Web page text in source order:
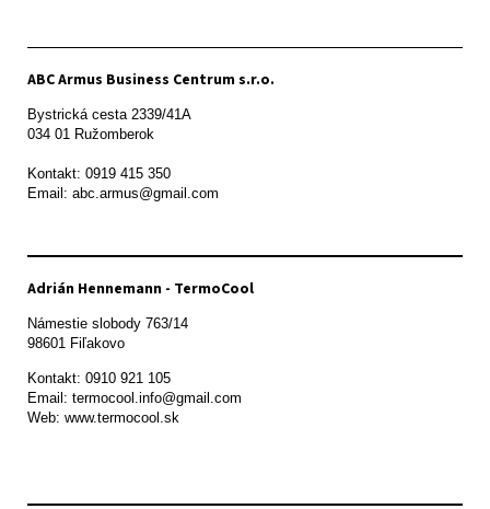
ABC Armus Business Centrum s.r.o.
Bystrická cesta 2339/41A
034 01 Ružomberok
Kontakt: 0919 415 350
Adrián Hennemann - TermoCool
Námestie slobody 763/14
98601 Fiľakovo
Kontakt: 0910 921 105
Email: termocool.info@gmail.com
Web: www.termocool.sk